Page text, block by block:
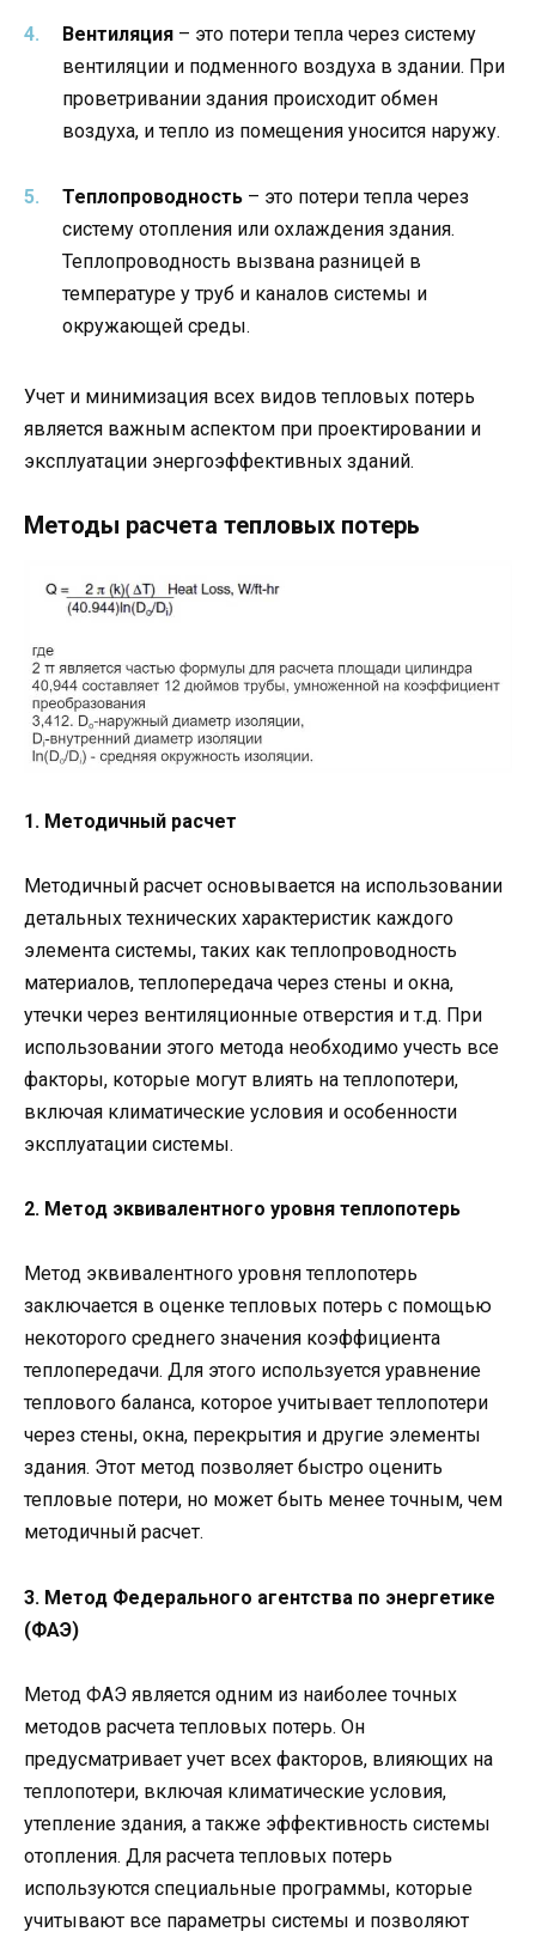
Вентиляция – это потери тепла через систему
вентиляции и подменного воздуха в здании. При
проветривании здания происходит обмен
воздуха, и тепло из помещения уносится наружу.
Теплопроводность – это потери тепла через
систему отопления или охлаждения здания.
Теплопроводность вызвана разницей в
температуре у труб и каналов системы и
окружающей среды.
Учет и минимизация всех видов тепловых потерь
является важным аспектом при проектировании и
эксплуатации энергоэффективных зданий.
Методы расчета тепловых потерь
1. Методичный расчет
Методичный расчет основывается на использовании
детальных технических характеристик каждого
элемента системы, таких как теплопроводность
материалов, теплопередача через стены и окна,
утечки через вентиляционные отверстия и т.д. При
использовании этого метода необходимо учесть все
факторы, которые могут влиять на теплопотери,
включая климатические условия и особенности
эксплуатации системы.
2. Метод эквивалентного уровня теплопотерь
Метод эквивалентного уровня теплопотерь
заключается в оценке тепловых потерь с помощью
некоторого среднего значения коэффициента
теплопередачи. Для этого используется уравнение
теплового баланса, которое учитывает теплопотери
через стены, окна, перекрытия и другие элементы
здания. Этот метод позволяет быстро оценить
тепловые потери, но может быть менее точным, чем
методичный расчет.
3. Метод Федерального агентства по энергетике
(ФАЭ)
Метод ФАЭ является одним из наиболее точных
методов расчета тепловых потерь. Он
предусматривает учет всех факторов, влияющих на
теплопотери, включая климатические условия,
утепление здания, а также эффективность системы
отопления. Для расчета тепловых потерь
используются специальные программы, которые
учитывают все параметры системы и позволяют